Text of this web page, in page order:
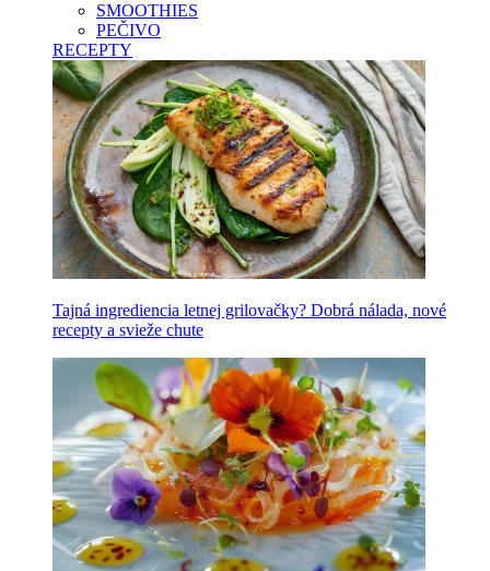
SMOOTHIES
PEČIVO
RECEPTY
Tajná ingrediencia letnej grilovačky? Dobrá nálada, nové
recepty a svieže chute